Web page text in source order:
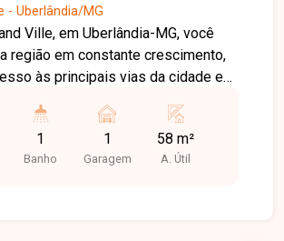
- Uberlândia/MG
Ville, em Uberlândia-MG, você
região em constante crescimento,
às principais vias da cidade e
dia e proximidade com comércios,
e diversos serviços.
térreo com área externa gramada,
1
Banho
1
Garagem
58 m²
A. Útil